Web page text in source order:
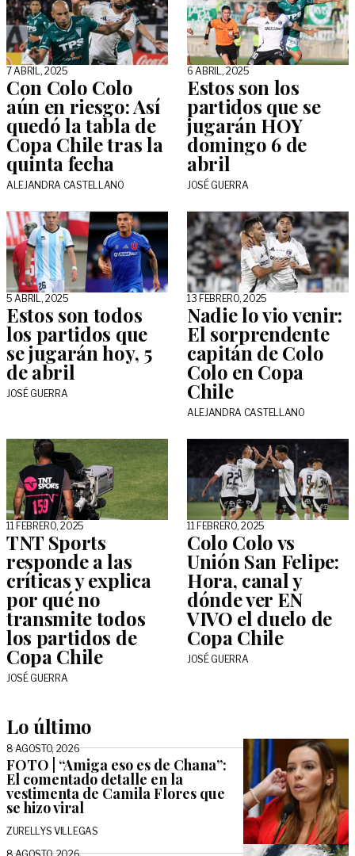
7 ABRIL, 2025
Con Colo Colo
aún en riesgo: Así
quedó la tabla de
Copa Chile tras la
quinta fecha
ALEJANDRA CASTELLANO
6 ABRIL, 2025
Estos son los
partidos que se
jugarán HOY
domingo 6 de
abril
JOSÉ GUERRA
5 ABRIL, 2025
Estos son todos
los partidos que
se jugarán hoy, 5
de abril
JOSÉ GUERRA
13 FEBRERO, 2025
Nadie lo vio venir:
El sorprendente
capitán de Colo
Colo en Copa
Chile
ALEJANDRA CASTELLANO
11 FEBRERO, 2025
TNT Sports
responde a las
críticas y explica
por qué no
transmite todos
los partidos de
Copa Chile
JOSÉ GUERRA
11 FEBRERO, 2025
Colo Colo vs
Unión San Felipe:
Hora, canal y
dónde ver EN
VIVO el duelo de
Copa Chile
JOSÉ GUERRA
Lo último
8 AGOSTO, 2026
FOTO | “Amiga eso es de Chana”:
El comentado detalle en la
vestimenta de Camila Flores que
se hizo viral
ZURELLYS VILLEGAS